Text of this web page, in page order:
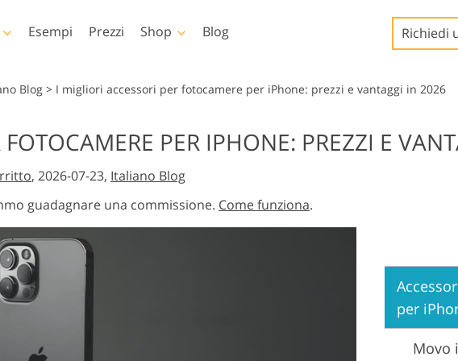
Servizi di fotoritocco per
Servizi di fotoritocco
IA
Servizi di manipolazione
Esempi Prezzi Shop
di
di
Templates
Modelli
Modelli di marketing
Biglietti di San Valentino
Inviti di nozze
bambini
Video
LUT professionali
Sovrapposizioni video
Blog Richiedi
Blog > I migliori accessori per fotocamere per iPhone: prezzi e vantaggi in 2026
PER IPHONE: PREZZI E
, 2026-07-23, Italiano Blog
guadagnare una commissione. Come funziona.
per
Movo